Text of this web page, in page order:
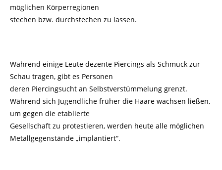
möglichen Körperregionen
stechen bzw. durchstechen zu lassen.
Während einige Leute dezente Piercings als Schmuck zur
Schau tragen, gibt es Personen
deren Piercingsucht an Selbstverstümmelung grenzt.
Während sich Jugendliche früher die Haare wachsen ließen,
um gegen die etablierte
Gesellschaft zu protestieren, werden heute alle möglichen
Metallgegenstände „implantiert“.